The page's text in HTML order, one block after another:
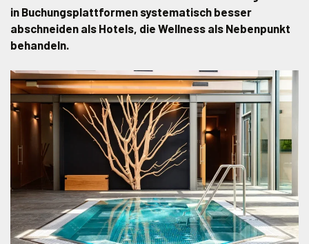
in Buchungsplattformen systematisch besser
abschneiden als Hotels, die Wellness als Nebenpunkt
behandeln.